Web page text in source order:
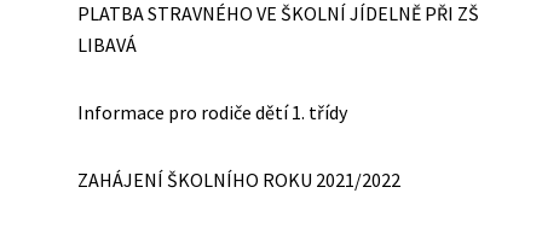
PLATBA STRAVNÉHO VE ŠKOLNÍ JÍDELNĚ PŘI ZŠ
LIBAVÁ
Informace pro rodiče dětí 1. třídy
ZAHÁJENÍ ŠKOLNÍHO ROKU 2021/2022